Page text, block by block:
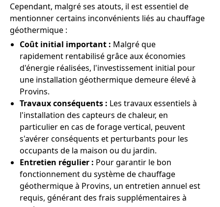
Cependant, malgré ses atouts, il est essentiel de
mentionner certains inconvénients liés au chauffage
géothermique :
Coût initial important : Malgré que
rapidement rentabilisé grâce aux économies
d'énergie réalisées, l'investissement initial pour
une installation géothermique demeure élevé à
Provins.
Travaux conséquents : Les travaux essentiels à
l'installation des capteurs de chaleur, en
particulier en cas de forage vertical, peuvent
s'avérer conséquents et perturbants pour les
occupants de la maison ou du jardin.
Entretien régulier : Pour garantir le bon
fonctionnement du système de chauffage
géothermique à Provins, un entretien annuel est
requis, générant des frais supplémentaires à